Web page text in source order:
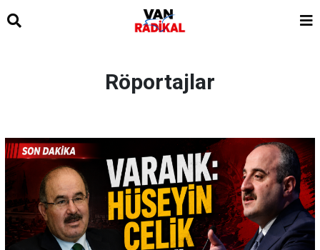
Röportajlar